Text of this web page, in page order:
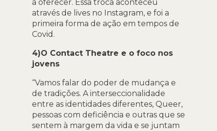
a oferecer. Essa troca aconteceu
através de lives no Instagram, e foi a
primeira forma de ação em tempos de
Covid.
4)O Contact Theatre e o foco nos
jovens
“Vamos falar do poder de mudança e
de tradições. A interseccionalidade
entre as identidades diferentes, Queer,
pessoas com deficiência e outras que se
sentem à margem da vida e se juntam